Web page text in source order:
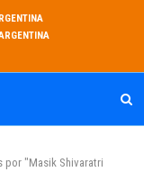
por "Masik Shivaratri